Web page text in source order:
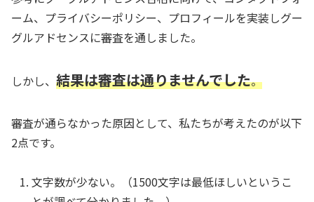
ーム、プライバシーポリシー、プロフィールを実装しグー
グルアドセンスに審査を通しました。
しかし、 結果は審査は通りませんでした。
審査が通らなかった原因として、私たちが考えたのが以下
2点です。
文字数が少ない。（1500文字は最低ほしいというこ